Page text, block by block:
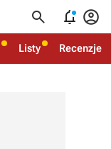
  
Listy Recenzje